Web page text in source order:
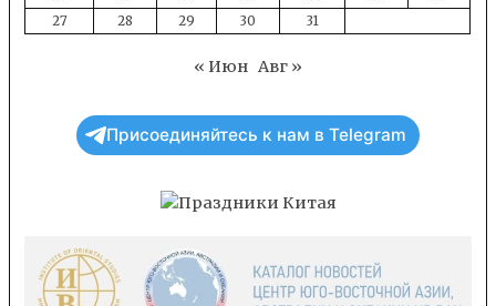
27
28 29 30 31
« Июн Авг »
Присоединяйтесь к нам в Telegram